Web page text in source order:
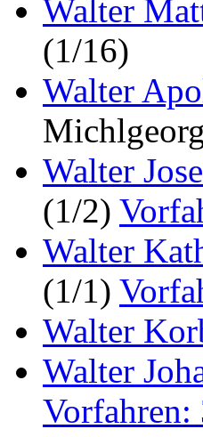
Walter
(1/16)
Walter
Walter
(1/2)
Walter
(1/1)
Walter
Walter
Vorfahren: